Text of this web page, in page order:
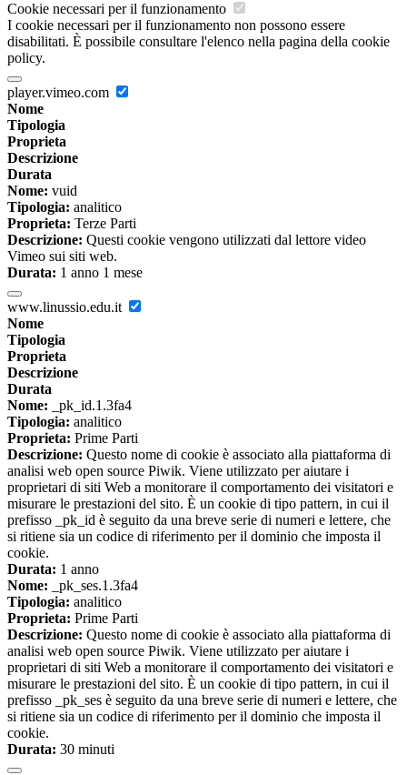
Cookie necessari per il funzionamento
I cookie necessari per il funzionamento non possono essere
disabilitati. È possibile consultare l'elenco nella pagina della cookie
policy.
player.vimeo.com
Nome
Tipologia
Proprieta
Descrizione
Durata
Nome: vuid
Tipologia: analitico
Proprieta: Terze Parti
Descrizione: Questi cookie vengono utilizzati dal lettore video
Vimeo sui siti web.
Durata: 1 anno 1 mese
www.linussio.edu.it
Nome
Tipologia
Proprieta
Descrizione
Durata
Nome: _pk_id.1.3fa4
Tipologia: analitico
Proprieta: Prime Parti
Descrizione: Questo nome di cookie è associato alla piattaforma di
analisi web open source Piwik. Viene utilizzato per aiutare i
proprietari di siti Web a monitorare il comportamento dei visitatori e
misurare le prestazioni del sito. È un cookie di tipo pattern, in cui il
prefisso _pk_id è seguito da una breve serie di numeri e lettere, che
si ritiene sia un codice di riferimento per il dominio che imposta il
cookie.
Durata: 1 anno
Nome: _pk_ses.1.3fa4
Tipologia: analitico
Proprieta: Prime Parti
Descrizione: Questo nome di cookie è associato alla piattaforma di
analisi web open source Piwik. Viene utilizzato per aiutare i
proprietari di siti Web a monitorare il comportamento dei visitatori e
misurare le prestazioni del sito. È un cookie di tipo pattern, in cui il
prefisso _pk_ses è seguito da una breve serie di numeri e lettere, che
si ritiene sia un codice di riferimento per il dominio che imposta il
cookie.
Durata: 30 minuti